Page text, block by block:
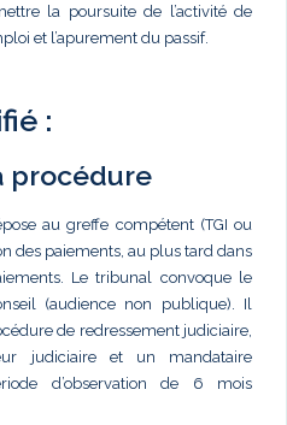
la poursuite de l’activité de
et l’apurement du passif.
:
procédure
au greffe compétent (TGI ou
des paiements, au plus tard dans
Le tribunal convoque le
(audience non publique). Il
de redressement judiciaire,
judiciaire et un mandataire
d’observation de 6 mois